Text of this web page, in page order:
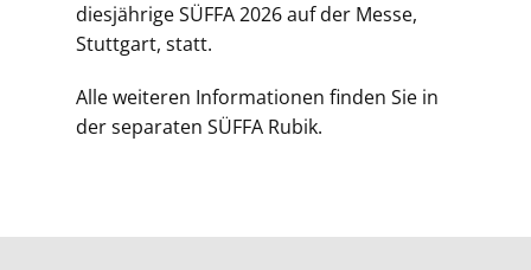
diesjährige SÜFFA 2026 auf der Messe,
Stuttgart, statt.
Alle weiteren Informationen finden Sie in
der separaten SÜFFA Rubik.